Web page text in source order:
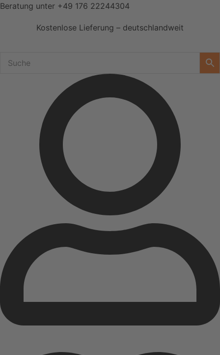
Zum
Beratung unter +49 176 22244304
Kostenlose Lieferung – deutschlandweit